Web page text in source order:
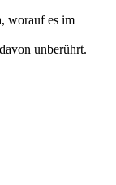
worauf es im
unberührt.